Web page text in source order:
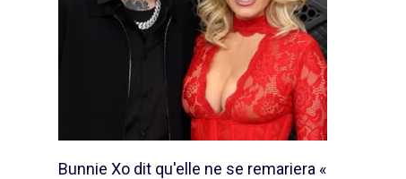
Bunnie Xo dit qu'elle ne se remariera «